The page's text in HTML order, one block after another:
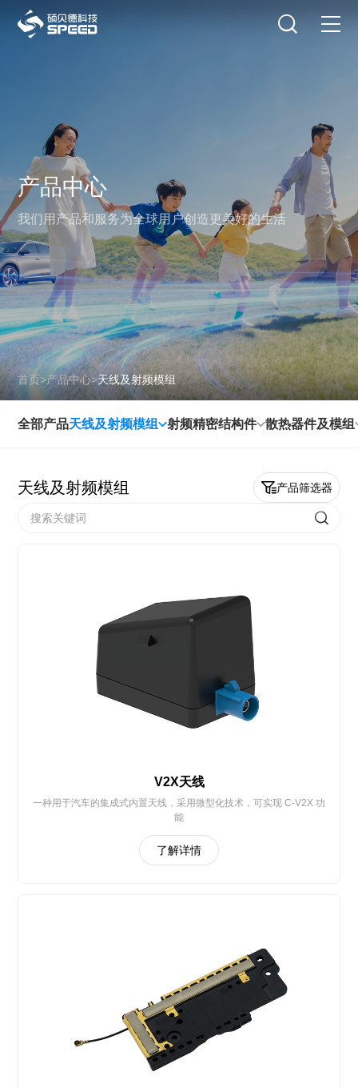
解决方案
创新与技术
智能制造
可持续发展
关于我们
投资者关系
选择语言 在线咨询
产品中心
我们用产品和服务为全球用户创造更美好的生活
首页>产品中心>天线及射频模组
全部产品天线及射频模组 射频精密结构件 散热器件及模组
天线及射频模组 产品筛选器
V2X天线
一种用于汽车的集成式内置天线，采用微型化技术，可实现 C-V2X 功
能
了解详情